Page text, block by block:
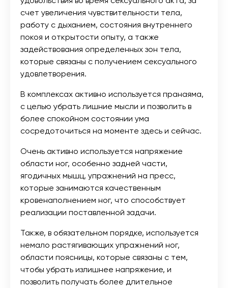
счет увеличения чувствительности тела,
работу с дыханием, состояния внутреннего
покоя и открытости опыту, а также
задействования определенных зон тела,
которые связаны с получением сексуального
удовлетворения.
В комплексах активно используется пранаяма,
с целью убрать лишние мысли и позволить в
более спокойном состоянии ума
сосредоточиться на моменте здесь и сейчас.
Очень активно используется напряжение
области ног, особенно задней части,
ягодичных мышц, упражнений на пресс,
которые занимаются качественным
кровенаполнением ног, что способствует
реализации поставленной задачи.
Также, в обязательном порядке, используется
немало растягивающих упражнений ног,
области поясницы, которые связаны с тем,
чтобы убрать излишнее напряжение, и
позволить получать более длительное